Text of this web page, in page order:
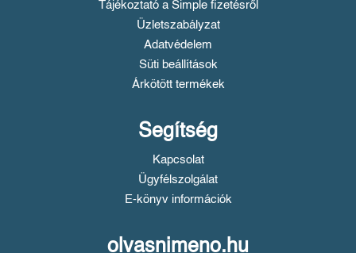
Tájékoztató a Simple fizetésről
Üzletszabályzat
Adatvédelem
Süti beállítások
Árkötött termékek
Segítség
Kapcsolat
Ügyfélszolgálat
E-könyv információk
olvasnimeno.hu